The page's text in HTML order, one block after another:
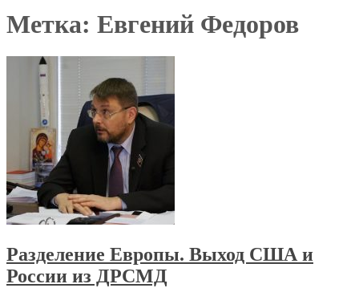
Метка: Евгений Федоров
Разделение Европы. Выход США и
России из ДРСМД